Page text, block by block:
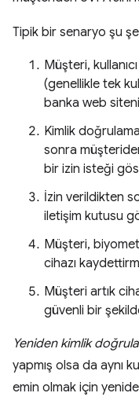
Tipik bir senaryo şu
Müşteri,
(genellikle tek
banka web
Kimlik
sonra
bir izin isteği
İzin verildikten
iletişim kutusu
Müşteri,
cihazı
Müşteri artık
güvenli bir
Yeniden kimlik
yapmış olsa da aynı
emin olmak için